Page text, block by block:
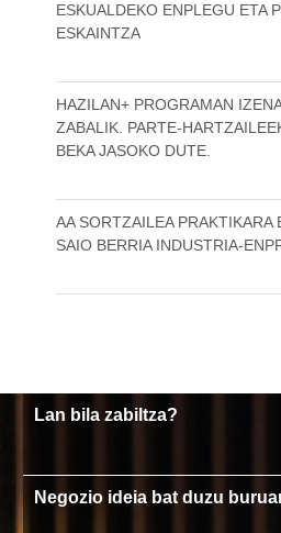
ESKUALDEKO ENPLEGU ETA
ESKAINTZA
HAZILAN+ PROGRAMAN
ZABALIK. PARTE-
BEKA JASOKO DUTE.
AA SORTZAILEA PRAKTIKARA
SAIO BERRIA INDUSTRIA-
Lan bila zabiltza?
Negozio ideia bat duzu